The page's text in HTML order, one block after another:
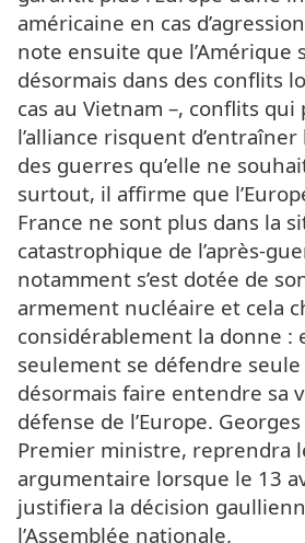
américaine en cas
note ensuite que l’Amérique
désormais dans des conflits
cas au Vietnam –, conflits qui
l’alliance risquent d’entraîner
des guerres qu’elle ne
surtout, il affirme que
France ne sont plus dans la
catastrophique de l’après-
notamment s’est dotée de
armement nucléaire et cela
considérablement la donne :
seulement se défendre
désormais faire entendre sa
défense de l’Europe.
Premier ministre, reprendra
argumentaire lorsque le 13
justifiera la décision
l’Assemblée nationale.